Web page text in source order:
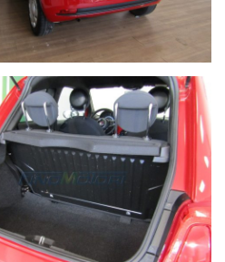
contrattuale ma solo